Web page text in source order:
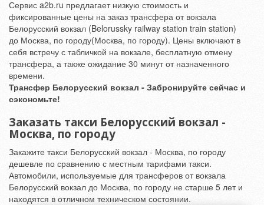
Сервис a2b.ru предлагает низкую стоимость и
фиксированные цены на заказ трансфера от вокзала
Белорусский вокзал (Belorussky railway station train station)
до Москва, по городу(Москва, по городу). Цены включают в
себя встречу с табличкой на вокзале, бесплатную отмену
трансфера, а также ожидание 30 минут от назначенного
времени.
Трансфер Белорусский вокзал - Забронируйте сейчас и
сэкономьте!
Заказать такси Белорусский вокзал -
Москва, по городу
Закажите такси Белорусский вокзал - Москва, по городу
дешевле по сравнению с местным тарифами такси.
Автомобили, используемые для трансферов от вокзала
Белорусский вокзал до Москва, по городу не старше 5 лет и
находятся в отличном техническом состоянии.